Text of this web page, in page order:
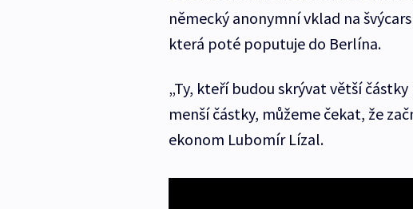
německý anonymní vklad na
která poté poputuje do Berlína.
„Ty, kteří budou skrývat větší
menší částky, můžeme čekat, že
ekonom Lubomír Lízal.